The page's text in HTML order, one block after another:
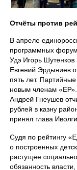
Отчёты против
В апреле
программных
Удэ Игорь Шутенков
Евгений Эрдыниев
пять лет.
новым членам «ЕР».
Андрей Гнеушев
рублей в казну
принял глава
Судя по рейтингу
о построенных
растущее
обязанность